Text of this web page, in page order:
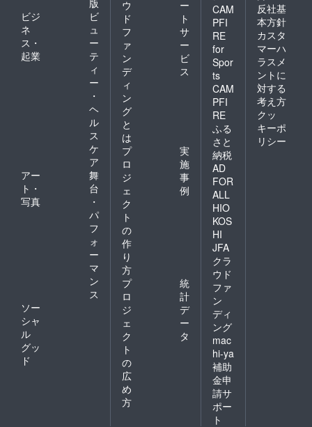
ビジ
ネ
ス・
起業
ビ
ュ
ー
テ
ィ
ー
・
ヘ
ル
ス
ケ
ア
アー
ト・
写真
舞
台
・
パ
フ
ォ
ー
マ
ン
ス
ソー
シャ
ル
グッ
ド
ウ
ド
フ
ァ
ン
デ
ィ
ン
グ
と
は
ー
ト
サ
ー
ビ
ス
プ
ロ
ジ
ェ
ク
ト
の
作
り
方
実
施
事
例
プ
ロ
ジ
ェ
ク
ト
の
広
め
方
統
計
デ
ー
タ
CAM
PFI
RE
for
Spor
ts
CAM
PFI
RE
ふる
さと
納税
AD
FOR
ALL
HIO
KOS
HI
JFA
クラ
ウド
ファ
ン
ディ
ング
mac
hi-ya
補助
金申
請サ
ポー
ト
反社基
本方針
カスタ
マーハ
ラスメ
ントに
対する
考え方
クッ
キーポ
リシー